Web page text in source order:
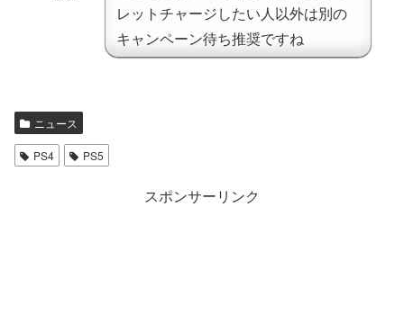
レットチャージしたい人以外は別の
キャンペーン待ち推奨ですね
ニュース
PS4 PS5
スポンサーリンク